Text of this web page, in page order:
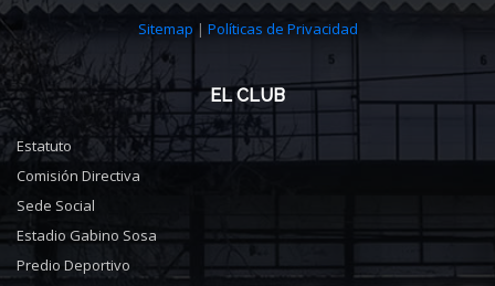
Sitemap | Políticas de Privacidad
EL CLUB
Estatuto
Comisión Directiva
Sede Social
Estadio Gabino Sosa
Predio Deportivo